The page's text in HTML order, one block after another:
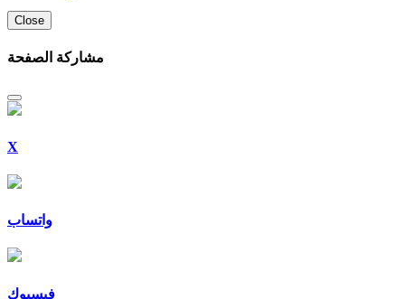
Close
مشاركة الصفحة
X
واتساب
فيسبوك